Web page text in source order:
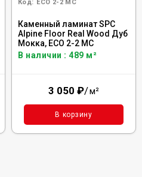
Код: ECO 2-2 MC
Каменный ламинат SPC
Alpine Floor Real Wood Дуб
Мокка, ECO 2-2 MC
В наличии : 489 м²
3 050 ₽/м²
В корзину